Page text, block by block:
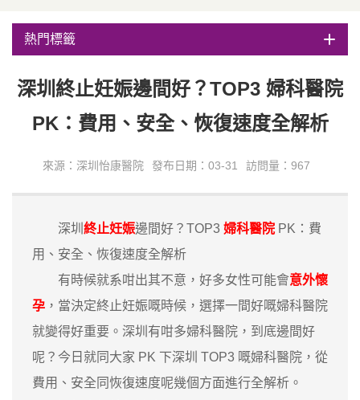
熱門標籤
深圳終止妊娠邊間好？TOP3 婦科醫院
PK：費用、安全、恢復速度全解析
來源：深圳怡康醫院 發布日期：03-31 訪問量：967
深圳 終止妊娠邊間好？TOP3 婦科醫院 PK：費
用、安全、恢復速度全解析
有時候就系咁出其不意，好多女性可能會意外懷
孕 ，當決定終止妊娠嘅時候，選擇一間好嘅婦科醫院
就變得好重要。深圳有咁多婦科醫院，到底邊間好
呢？今日就同大家 PK 下深圳 TOP3 嘅婦科醫院，從
費用、安全同恢復速度呢幾個方面進行全解析。